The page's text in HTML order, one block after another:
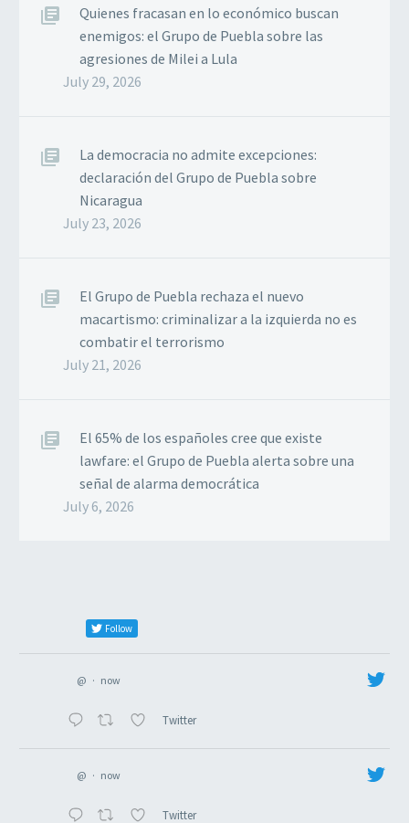
Naciones Unidas para los
Derechos Humanos,…
Quienes fracasan en lo económico buscan
enemigos: el Grupo de Puebla sobre las
agresiones de Milei a Lula
July 29, 2026
La democracia no admite excepciones:
declaración del Grupo de Puebla sobre
Nicaragua
July 23, 2026
El Grupo de Puebla rechaza el nuevo
macartismo: criminalizar a la izquierda no es
combatir el terrorismo
July 21, 2026
El 65% de los españoles cree que existe
lawfare: el Grupo de Puebla alerta sobre una
señal de alarma democrática
July 6, 2026
Follow
@ · now
Twitter
@ · now
Twitter